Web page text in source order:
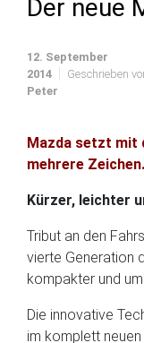
Der neue
12. September
2014
Geschrieben
Peter
Mazda setzt mit
mehrere Zeichen.
Kürzer, leichter
Tribut an den
vierte Generation
kompakter und
Die innovative
im komplett neuen